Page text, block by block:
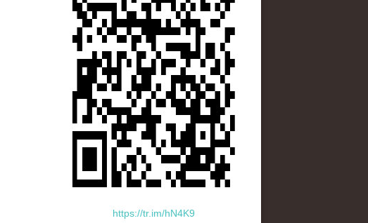
https://tr.im/hN4K9